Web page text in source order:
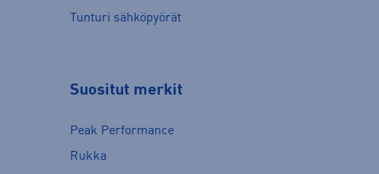
Tunturi sähköpyörät
Suositut merkit
Peak Performance
Rukka